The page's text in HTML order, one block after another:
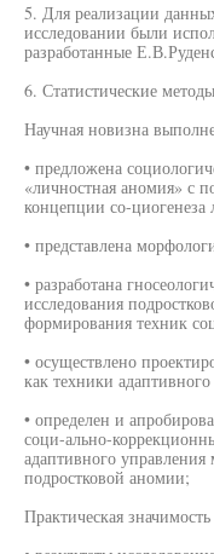
5. Для реализации
исследовании были
разработанные
6. Статистические
Научная новизна
• предложена
«личностная аномия» с
концепции со-
• представлена
• разработана
исследования
формирования техник
• осуществлено
как техники
• определен и
соци-ально-
адаптивного
подростковой аномии;
Практическая